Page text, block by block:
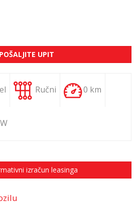
POŠALJITE UPIT
Ručni 0 km
izračun leasinga